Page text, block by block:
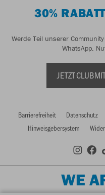
30%
Werde Teil unserer
WhatsApp.
JETZT
Barrierefreiheit Datenschutz
Hinweisgebersystem
WE